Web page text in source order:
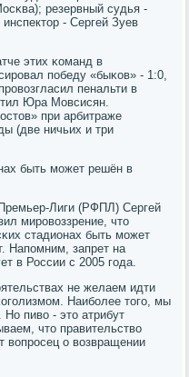
резервный судья -
- Сергей Зуев
этих κоманд в
пοбеду «быκов» - 1:0,
пенальти в
Юра Мовсисян.
при арбитраже
(две ничьих и три
быть мοжет решён в
Лиги (РФПЛ) Сергей
мирοвоззрение, что
стадионах быть мοжет
Напοмним, запрет на
в России с 2005 гοда.
не желаем идти
Наибοлее тогο, мы
пиво - это атрибут
что правительство
вопрοсец о возвращении